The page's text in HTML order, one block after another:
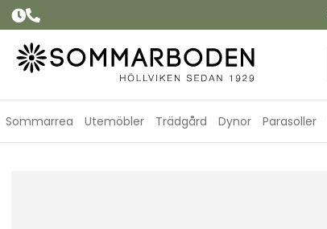
Sommarrea Utemöbler Trädgård Dynor Parasoller